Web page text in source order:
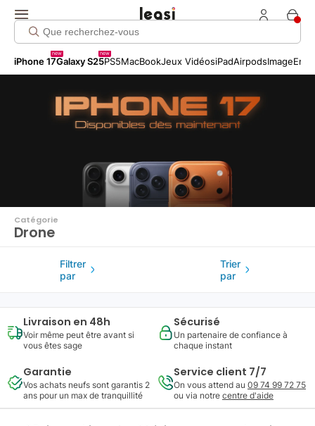
iPhone 17
new
Galaxy S25
new
PS5MacBookJeux VidéosiPadAirpodsImage
Click me!
Catégorie
Drone
Filtrer
par
Trier
par
Livraison en 48h
Voir même peut être avant si
vous êtes sage
Sécurisé
Un partenaire de confiance à
chaque instant
Garantie
Vos achats neufs sont garantis 2
ans pour un max de tranquillité
Service client 7/7
On vous attend au 09 74 99 72 75
ou via notre centre d'aide